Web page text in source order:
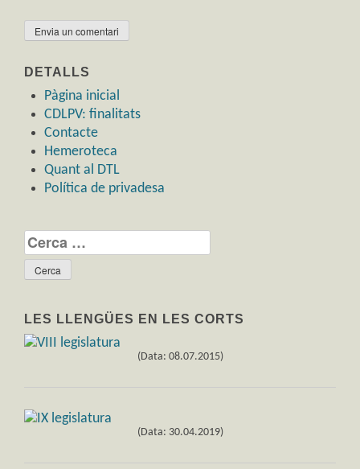
DETALLS
Pàgina inicial
CDLPV: finalitats
Contacte
Hemeroteca
Quant al DTL
Política de privadesa
Cerca:
LES LLENGÜES EN LES CORTS
(Data: 08.07.2015)
(Data: 30.04.2019)